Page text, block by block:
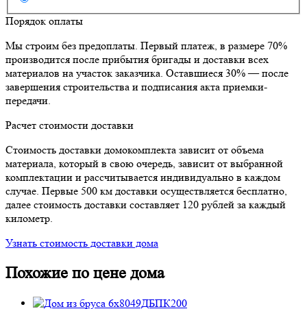
Порядок оплаты
Мы строим без предоплаты. Первый платеж, в размере 70%
производится после прибытия бригады и доставки всех
материалов на участок заказчика. Оставшиеся 30% — после
завершения строительства и подписания акта приемки-
передачи.
Расчет стоимости доставки
Стоимость доставки домокомплекта зависит от объема
материала, который в свою очередь, зависит от выбранной
комплектации и рассчитывается индивидуально в каждом
случае. Первые 500 км доставки осуществляется бесплатно,
далее стоимость доставки составляет 120 рублей за каждый
километр.
Узнать стоимость доставки дома
Похожие по цене дома